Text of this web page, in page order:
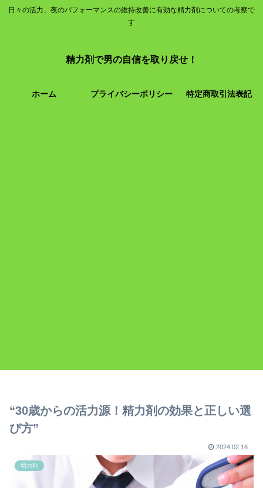
日々の活力、夜のパフォーマンスの維持改善に有効な精力剤についての考察で
す
精力剤で男の自信を取り戻せ！
ホーム プライバシーポリシー 特定商取引法表記
“30歳からの活力源！精力剤の効果と正しい選
び方”
2024.02.16
精力剤